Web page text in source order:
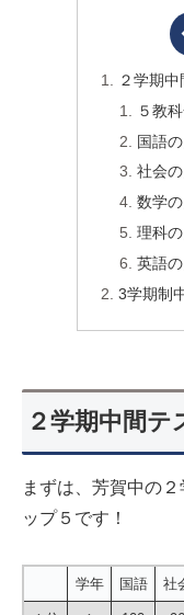
２学期
５教
国語
社会
数学
理科
英語
3学期制
２学期中間テ
まずは、芳賀中の
ップ５です！
学年 国語 社